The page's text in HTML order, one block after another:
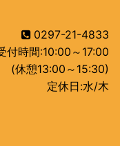
0297-21-4833
付時間:10:00～17:00
(休憩13:00～15:30)
定休日:水/木